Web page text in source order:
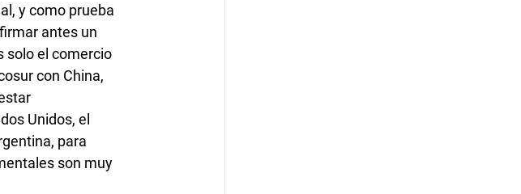
y como prueba
antes un
solo el comercio
con China,
Unidos, el
para
son muy